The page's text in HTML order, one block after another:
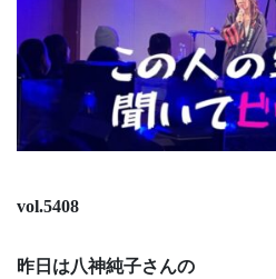
vol.5408
昨日は八神純子さんの